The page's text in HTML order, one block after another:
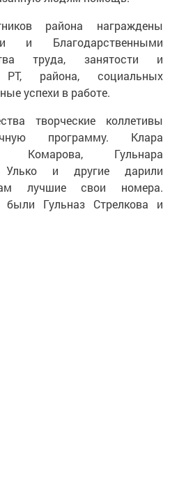
района награждены
и Благодарственными
труда, занятости и
района, социальных
успехи в работе.
творческие коллетивы
программу. Клара
Комарова, Гульнара
Улько и другие дарили
лучшие свои номера.
Гульназ Стрелкова и